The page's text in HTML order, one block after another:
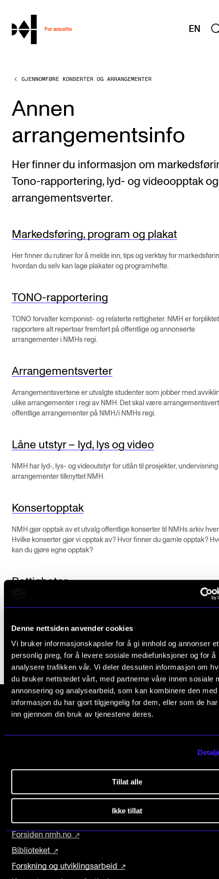
Denne nettsiden anvender cookies
Vi bruker informasjonskapsler for å gi innhold og annonser et
personlig preg, for å levere sosiale mediefunksjoner og for å
analysere trafikken vår. Vi deler dessuten informasjon om
du bruker nettstedet vårt, med partnerne våre innen sosiale
annonsering og analysearbeid, som kan kombinere den med
informasjon du har gjort tilgjengelig for dem, eller som de
inn gjennom din bruk av tjenestene deres.
Tillat alle
Ikke tillat
hjem
For ansatte EN
MITT ARBEIDSFORHOLD
Arbeidstid og lønn
Reiser og utveksling
Kompetanse og velferd
Helse, miljø og sikkerhet
Nyansatt på NMH
Refusjon av utlegg
VERKTØY OG HJELP
IT og digitale tjenester
Innkjøp og økonomi
Rom og bygg
Eksamen og vitnemål
Timeplaner og undervisning
Digitale ressurser for undervisning
Studentenes psykososiale læringsmiljø
Om FoU på NMH
Forskningsetikk
KONSERTER OG ARRANGEMENTER
Arrangementer for ansatte
Gjennomføre konserter og arrangementer
Markedsføring, program og plakat
Låne utstyr – lyd, lys og video
Konsertopptak
ORGANISASJON
Biblioteket
Utvalg og komitéer
Strategier, planer og rapporter
GJENNOMFØRE KONSERTER OG ARRANGEMENTER
Annen
arrangementsinfo
Her finner du informasjon om
Tono-rapportering, lyd- og videoopptak og
arrangementsverter.
Markedsføring, program og plakat
Her finner du rutiner for å melde inn, tips og verktøy for
hvordan du selv kan lage plakater og programhefte.
TONO-rapportering
TONO forvalter komponist- og relaterte rettigheter. NMH er
rapportere alt repertoar fremført på offentlige og annonserte
arrangementer i NMHs regi.
Arrangementsverter
Arrangementsvertene er utvalgte studenter som jobber med
ulike arrangementer i regi av NMH. Det skal være
offentlige arrangementer på NMH/i NMHs regi.
Låne utstyr – lyd, lys og video
NMH har lyd-, lys- og videoutstyr for utlån til prosjekter,
arrangementer tilknyttet NMH.
Konsertopptak
NMH gjør opptak av et utvalg offentlige konserter til NMHs arkiv
Hvilke konserter gjør vi opptak av? Hvor finner du gamle opptak?
kan du gjøre egne opptak?
Rettigheter
Som bruker er du ansvarlig for at alle rettigheter er klarert ved
Slemdalsveien 11
+47 23 36 70 00
Forsiden nmh.no
Biblioteket
Forskning og utviklingsarbeid